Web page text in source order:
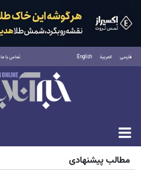
فارسی العربية English تماس با ما
شنبه ۱۷ مرداد ۱۴۰۵
مطالب پیشنهادی